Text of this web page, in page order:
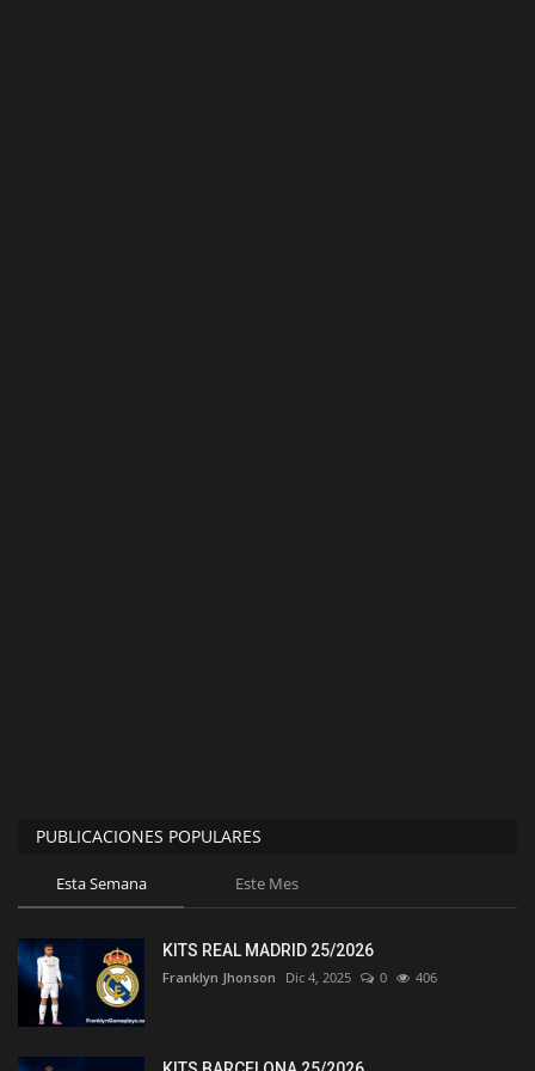
PUBLICACIONES POPULARES
Esta Semana Este Mes
KITS REAL MADRID 25/2026
Franklyn Jhonson Dic 4, 2025 0 406